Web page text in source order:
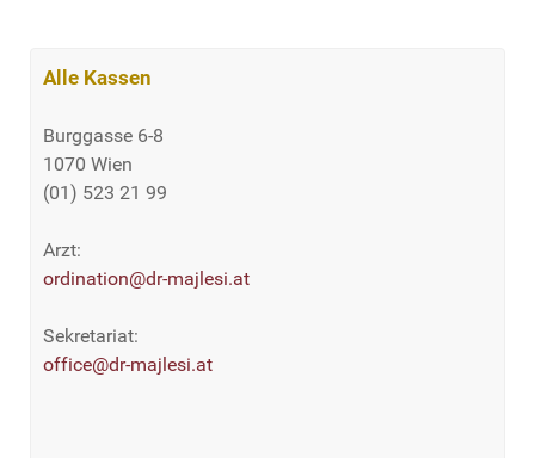
Alle Kassen
Burggasse 6-8
1070 Wien
(01) 523 21 99
Arzt:
ordination@dr-majlesi.at
Sekretariat:
office@dr-majlesi.at